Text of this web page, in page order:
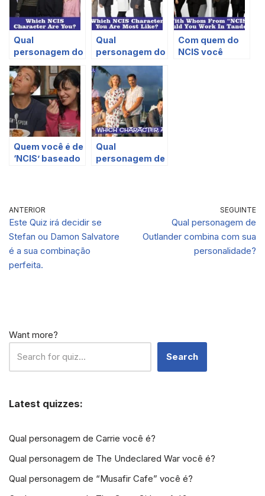
Qual
personagem do
NCIS você é?
Qual
personagem do
NCIS você se
parece mais?
Com quem do
NCIS você
Quem você é de
‘NCIS’ baseado
Qual
personagem de
ANTERIOR
Este Quiz irá decidir se
Stefan ou Damon Salvatore
é a sua combinação
perfeita.
SEGUINTE
Qual personagem de
Outlander combina com sua
personalidade?
Want more?
Search
Latest quizzes:
Qual personagem de Carrie você é?
Qual personagem de The Undeclared War você é?
Qual personagem de “Musafir Cafe” você é?